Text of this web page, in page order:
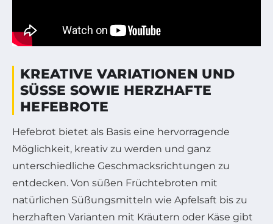
KREATIVE VARIATIONEN UND
SÜSSE SOWIE HERZHAFTE H
EFEBROTE
Hefebrot bietet als Basis eine hervorragende
Möglichkeit, kreativ zu werden und ganz
unterschiedliche Geschmacksrichtungen zu
entdecken. Von süßen Früchtebroten mit
natürlichen Süßungsmitteln wie Apfelsaft bis zu
herzhaften Varianten mit Kräutern oder Käse gibt